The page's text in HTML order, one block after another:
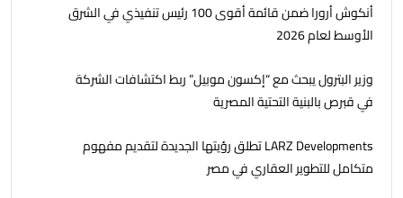
أنكوش أرورا ضمن قائمة أقوى 100 رئيس تنفيذي في الشرق
الأوسط لعام 2026
وزير البترول يبحث مع “إكسون موبيل” ربط اكتشافات الشركة
في قبرص بالبنية التحتية المصرية
LARZ Developments تطلق رؤيتها الجديدة لتقديم مفهوم
متكامل للتطوير العقاري في مصر